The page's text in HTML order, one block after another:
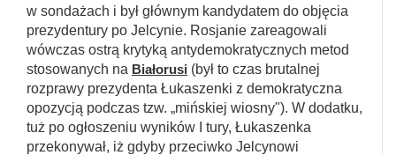
w sondażach i był głównym kandydatem do objęcia
prezydentury po Jelcynie. Rosjanie zareagowali
wówczas ostrą krytyką antydemokratycznych metod
stosowanych na Białorusi (był to czas brutalnej
rozprawy prezydenta Łukaszenki z demokratyczna
opozycją podczas tzw. „mińskiej wiosny"). W dodatku,
tuż po ogłoszeniu wyników I tury, Łukaszenka
przekonywał, iż gdyby przeciwko Jelcynowi